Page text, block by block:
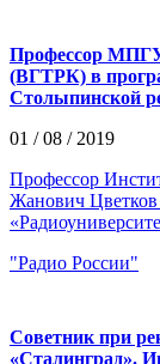
Профессор
(ВГТРК) в
Столыпинской
01 / 08 / 2019
Профессор
Жанович
"Радио России"
Советник при
«Сталинград».